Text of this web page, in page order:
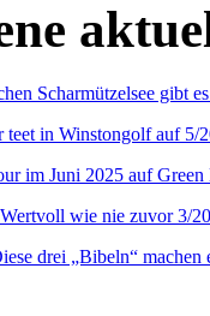
Scharmützelsee gibt
teet in Winstongolf auf 5/
im Juni 2025 auf Green
wie nie zuvor 3/
drei „Bibeln“ machen